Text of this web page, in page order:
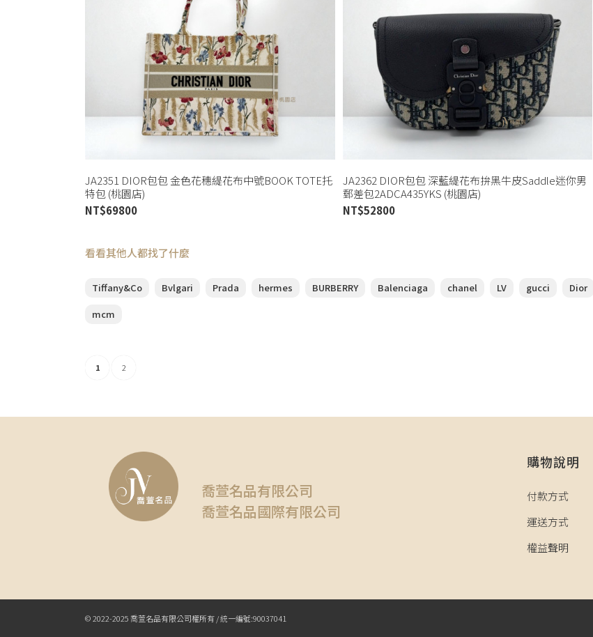
JA2351 DIOR包包 金色花穗緹花布中號BOOK TOTE托
特包 (桃園店)
NT$69800
JA2362 DIOR包包 深藍緹花布拚黑牛皮Saddle迷你男
郵差包2ADCA435YKS (桃園店)
NT$52800
看看其他人都找了什麼
Tiffany&Co Bvlgari Prada hermes BURBERRY Balenciaga chanel LV gucci Dior
mcm
1 2
喬萱名品有限公司
喬萱名品國際有限公司
購物說明
付款方式
運送方式
權益聲明
© 2022-2025 喬萱名品有限公司權所有 / 統一編號:90037041